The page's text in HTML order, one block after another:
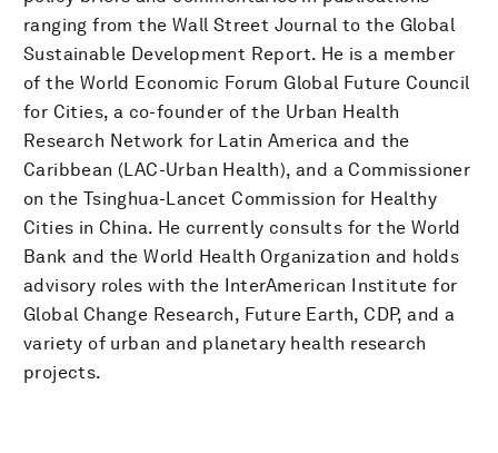
ranging from the Wall Street Journal to the Global
Sustainable Development Report. He is a member
of the World Economic Forum Global Future Council
for Cities, a co-founder of the Urban Health
Research Network for Latin America and the
Caribbean (LAC-Urban Health), and a Commissioner
on the Tsinghua-Lancet Commission for Healthy
Cities in China. He currently consults for the World
Bank and the World Health Organization and holds
advisory roles with the InterAmerican Institute for
Global Change Research, Future Earth, CDP, and a
variety of urban and planetary health research
projects.